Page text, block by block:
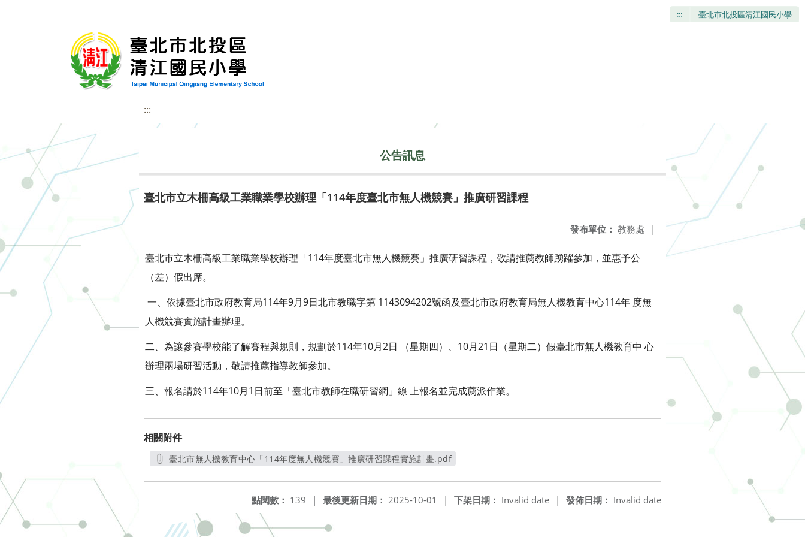
::: 臺北市北投區清江國民小學
:::
公告訊息
臺北市立木柵高級工業職業學校辦理「114年度臺北市無人機競賽」推廣研習課程
發布單位： 教務處 |
臺北市立木柵高級工業職業學校辦理「114年度臺北市無人機競賽」推廣研習課程，敬請推薦教師踴躍參加，並惠予公
（差）假出席。
一、依據臺北市政府教育局114年9月9日北市教職字第 1143094202號函及臺北市政府教育局無人機教育中心114年 度無
人機競賽實施計畫辦理。
二、為讓參賽學校能了解賽程與規則，規劃於114年10月2日 （星期四）、10月21日（星期二）假臺北市無人機教育中 心
辦理兩場研習活動，敬請推薦指導教師參加。
三、報名請於114年10月1日前至「臺北市教師在職研習網」線 上報名並完成薦派作業。
相關附件
臺北市無人機教育中心「114年度無人機競賽」推廣研習課程實施計畫.pdf
發佈日期： Invalid date
下架日期： Invalid date |
最後更新日期： 2025-10-01 |
點閱數： 139 |